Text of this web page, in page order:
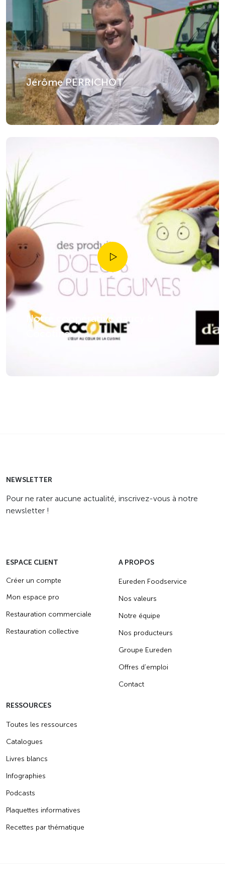
Jérôme PERRICHOT
Notre coopérative daucy &
Cocotine
NEWSLETTER
Pour ne rater aucune actualité, inscrivez-vous à notre
newsletter !
ESPACE CLIENT
Créer un compte
Mon espace pro
Restauration commerciale
Restauration collective
A PROPOS
Eureden Foodservice
Nos valeurs
Notre équipe
Nos producteurs
Groupe Eureden
Offres d’emploi
Contact
RESSOURCES
Toutes les ressources
Catalogues
Livres blancs
Infographies
Podcasts
Plaquettes informatives
Recettes par thématique